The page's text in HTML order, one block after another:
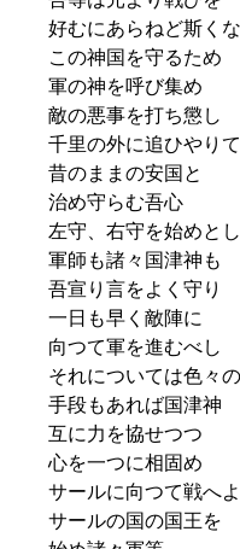
好むにあらねど斯く
この神国を守るため
軍の神を呼び集め
敵の悪事を打ち懲し
千里の外に追ひやりて
昔のままの安国と
治め守らむ吾心
左守、右守を始めとし
軍師も諸々国津神も
吾宣り言をよく守り
一日も早く敵陣に
向つて軍を進むべし
それについては色々の
手段もあれば国津神
互に力を協せつつ
心を一つに相固め
サールに向つて戦へよ
サールの国の国王を